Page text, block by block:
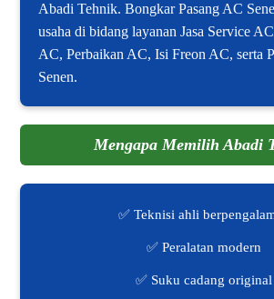
Abadi Tehnik. Bongkar Pasang AC
usaha di bidang layanan Jasa Service
AC, Perbaikan AC, Isi Freon AC, serta
Senen.
Mengapa Memilih Abadi
✅ Teknisi ahli
✅ Peralatan modern
✅ Suku cadang original